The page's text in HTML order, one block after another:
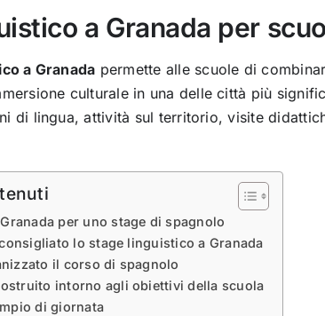
a Granada per
a Granada permette alle scuole di
culturale in una delle città più
di lingua, attività sul territorio, visite
per uno stage di spagnolo
lo stage linguistico a Granada
il corso di spagnolo
intorno agli obiettivi della scuola
di giornata